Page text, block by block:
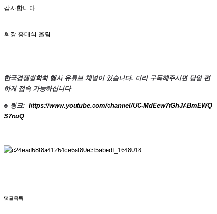
감사합니다.
회장 홍대식 올림
한국경쟁법학회 행사 유튜브 채널이 있습니다. 미리 구독해주시면 당일 편
하게 접속 가능하십니다
♣ 링크: https://www.youtube.com/channel/UC-MdEew7tGhJABmEWQ
S7nuQ
댓글목록